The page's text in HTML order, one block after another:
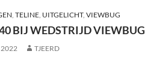
, TELINE, UITGELICHT, VIEWBUG
BIJ WEDSTRIJD VIEWBUG
2022 TJEERD